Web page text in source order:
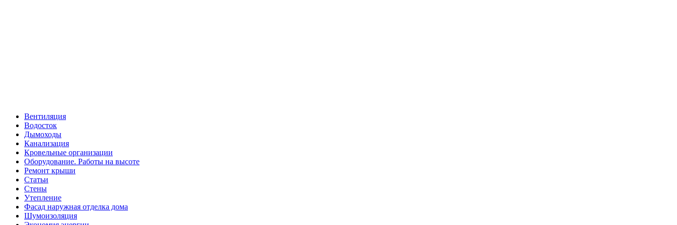
Вентиляция
Водосток
Дымоходы
Канализация
Кровельные организации
Оборудование. Работы на высоте
Ремонт крыши
Статьи
Стены
Утепление
Фасад наружная отделка дома
Шумоизоляция